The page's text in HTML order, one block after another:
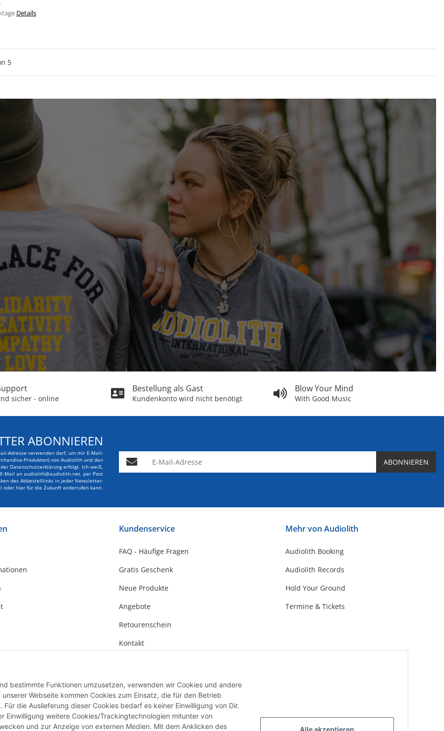
bestimmte Funktionen umzusetzen, verwenden wir Cookies und andere
Webseite kommen Cookies zum Einsatz, die für den Betrieb
die Auslieferung dieser Cookies bedarf es keiner Einwilligung von Dir.
Einwilligung weitere Cookies/Trackingtechnologien mitunter von
und zur Anzeige von externen Medien. Mit dem Anklicken des
Details
5
darf, um mir E-Mail-Newsletter mit Informationen und Angeboten
erfolgt. Ich weiß, dass meine Einwilligung freiwillig ist und ich sie
einfache Erklärung (per E-Mail an audiolith@audiolith.net, per Post an
International GmbH, Holstenkamp 42 (rechts), 22525 Hamburg, durch das
sicher - online
Bestellung als Gast
Kundenkonto wird nicht benötigt
Blow Your Mind
With Good Music
ABONNIEREN
Adresse verwenden darf, um mir E-Mail-
Produkten) von Audiolith und den
Datenschutzerklärung erfolgt. Ich weiß,
Mail an audiolith@audiolith.net, per Post
des Abbestelllinks in jeder Newsletter-
oder hier für die Zukunft widerrufen kann.
E-Mail-Adresse ABONNIEREN
Kundenservice
FAQ - Häufige Fragen
Gratis Geschenk
Neue Produkte
Angebote
Retourenschein
Kontakt
Mehr von Audiolith
Audiolith Booking
Audiolith Records
Hold Your Ground
Termine & Tickets